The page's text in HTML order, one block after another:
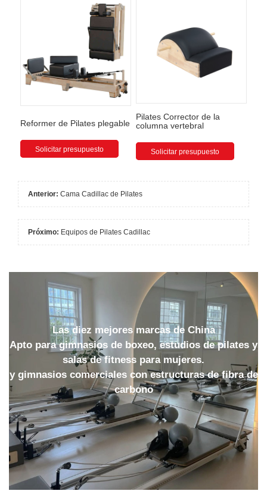
Reformer de Pilates plegable
Solicitar presupuesto
Pilates Corrector de la
columna vertebral
Solicitar presupuesto
Anterior: Cama Cadillac de Pilates
Próximo: Equipos de Pilates Cadillac
Las diez mejores marcas de China
Apto para gimnasios de boxeo, estudios de pilates y
salas de fitness para mujeres.
y gimnasios comerciales con estructuras de fibra de
carbono